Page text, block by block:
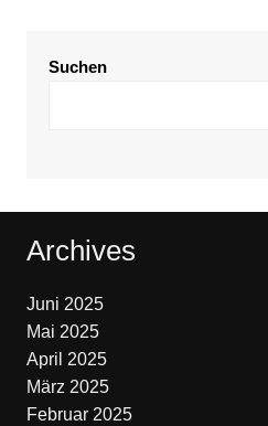
Suchen
Archives
Juni 2025
Mai 2025
April 2025
März 2025
Februar 2025